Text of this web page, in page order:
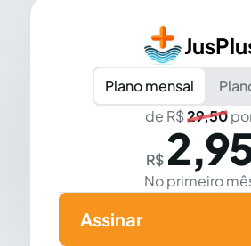
Plano mensal
de R$29,50
R$
No primeiro
Assinar